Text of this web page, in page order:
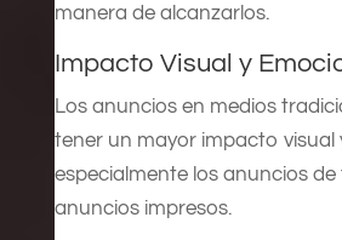
manera de alcanzarlos.
Impacto Visual y
Los anuncios en medios
tener un mayor impacto visual
especialmente los anuncios de
anuncios impresos.